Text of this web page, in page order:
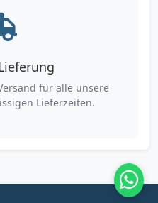
für alle unsere
Lieferzeiten.